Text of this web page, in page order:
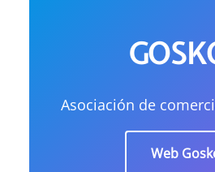
Asociación de
Web